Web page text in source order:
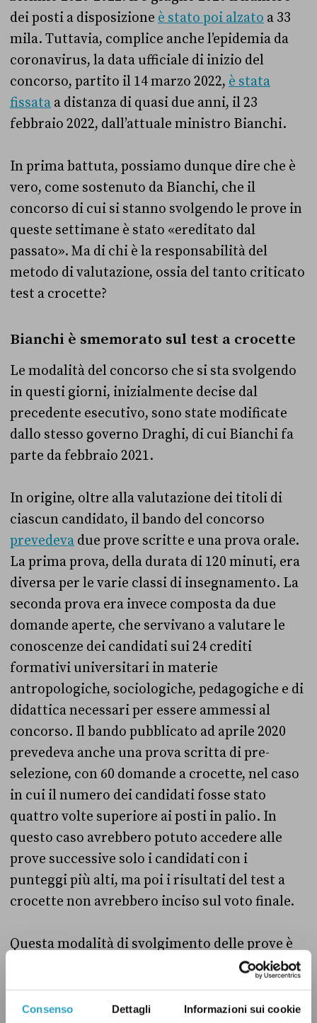
Consenso Dettagli Informazioni sui cookie
dei posti a disposizione è stato poi alzato a 33
mila. Tuttavia, complice anche l’epidemia da
coronavirus, la data ufficiale di inizio del
concorso, partito il 14 marzo 2022, è stata
fissata a distanza di quasi due anni, il 23
febbraio 2022, dall’attuale ministro Bianchi.
In prima battuta, possiamo dunque dire che è
vero, come sostenuto da Bianchi, che il
concorso di cui si stanno svolgendo le prove in
queste settimane è stato «ereditato dal
passato». Ma di chi è la responsabilità del
metodo di valutazione, ossia del tanto criticato
test a crocette?
Bianchi è smemorato sul test a crocette
Le modalità del concorso che si sta svolgendo
in questi giorni, inizialmente decise dal
precedente esecutivo, sono state modificate
dallo stesso governo Draghi, di cui Bianchi fa
parte da febbraio 2021.
In origine, oltre alla valutazione dei titoli di
ciascun candidato, il bando del concorso
prevedeva due prove scritte e una prova orale.
La prima prova, della durata di 120 minuti, era
diversa per le varie classi di insegnamento. La
seconda prova era invece composta da due
domande aperte, che servivano a valutare le
conoscenze dei candidati sui 24 crediti
formativi universitari in materie
antropologiche, sociologiche, pedagogiche e di
didattica necessari per essere ammessi al
concorso. Il bando pubblicato ad aprile 2020
prevedeva anche una prova scritta di pre-
selezione, con 60 domande a crocette, nel caso
in cui il numero dei candidati fosse stato
quattro volte superiore ai posti in palio. In
questo caso avrebbero potuto accedere alle
prove successive solo i candidati con i
punteggi più alti, ma poi i risultati del test a
crocette non avrebbero inciso sul voto finale.
Questa modalità di svolgimento delle prove è
stata però modificata dal governo Draghi.
Infatti il 25 maggio 2021 il decreto “Sostegni
bis”,convertito in legge
a luglio di quell’anno,